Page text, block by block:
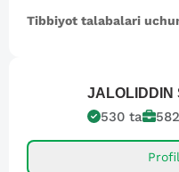
Tibbiyot talabalari
JALOLIDDIN
530 ta 582